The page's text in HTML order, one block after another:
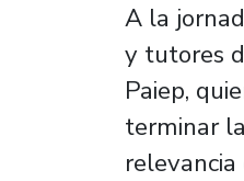
A la
y tutores
Paiep,
terminar